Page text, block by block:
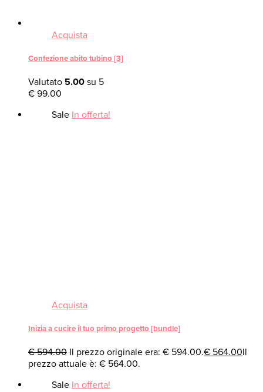
Acquista
Confezione abito tubino [3]
Valutato 5.00 su 5
€ 99.00
Sale In offerta!
Acquista
Inizia a cucire il tuo primo progetto [bundle]
€594.00 Il prezzo originale era: € 594.00.€ 564.00Il
prezzo attuale è: € 564.00.
Sale In offerta!